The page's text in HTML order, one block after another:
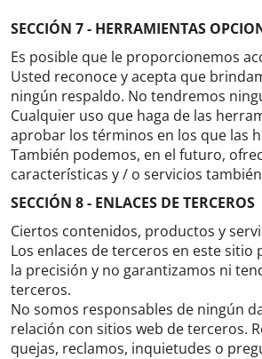
SECCIÓN 7 - HERRAMIENTAS
Es posible que le proporcionemos
Usted reconoce y acepta que
ningún respaldo. No tendremos
Cualquier uso que haga de las
aprobar los términos en los que las
También podemos, en el futuro,
características y / o servicios
SECCIÓN 8 - ENLACES DE TERCEROS
Ciertos contenidos, productos y
Los enlaces de terceros en este
la precisión y no garantizamos ni
terceros.
No somos responsables de ningún
relación con sitios web de terceros.
quejas, reclamos, inquietudes o